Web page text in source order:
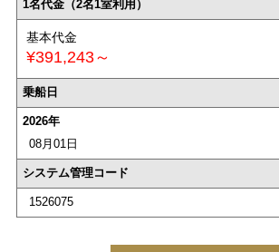
1名代金（2名1室利用）
基本代金
¥391,243～
乗船日
2026年
08月01日
システム管理コード
1526075